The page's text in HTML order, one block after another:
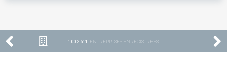
1 002 611 ENTREPRISES ENREGISTRÉES